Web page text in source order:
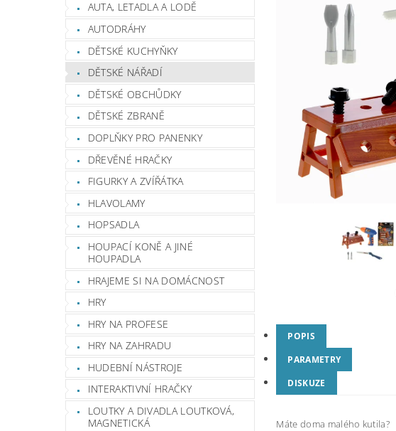
AUTA, LETADLA A LODĚ
AUTODRÁHY
DĚTSKÉ KUCHYŇKY
DĚTSKÉ NÁŘADÍ
DĚTSKÉ OBCHŮDKY
DĚTSKÉ ZBRANĚ
DOPLŇKY PRO PANENKY
DŘEVĚNÉ HRAČKY
FIGURKY A ZVÍŘÁTKA
HLAVOLAMY
HOPSADLA
HOUPACÍ KONĚ A JINÉ
HOUPADLA
HRAJEME SI NA DOMÁCNOST
HRY
HRY NA PROFESE
HRY NA ZAHRADU
HUDEBNÍ NÁSTROJE
INTERAKTIVNÍ HRAČKY
LOUTKY A DIVADLA LOUTKOVÁ,
MAGNETICKÁ
POPIS
PARAMETRY
DISKUZE
Máte doma malého kutila?